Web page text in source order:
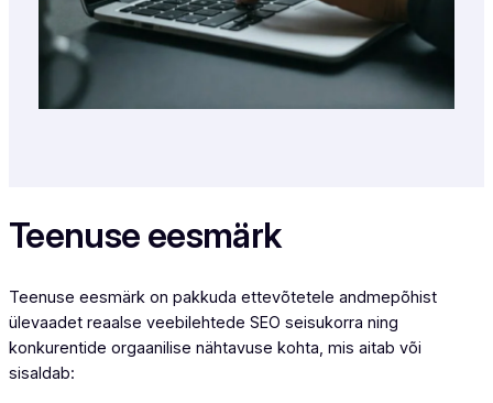
Teenuse eesmärk
Teenuse eesmärk on pakkuda ettevõtetele andmepõhist
ülevaadet reaalse veebilehtede SEO seisukorra ning
konkurentide orgaanilise nähtavuse kohta, mis aitab või
sisaldab: